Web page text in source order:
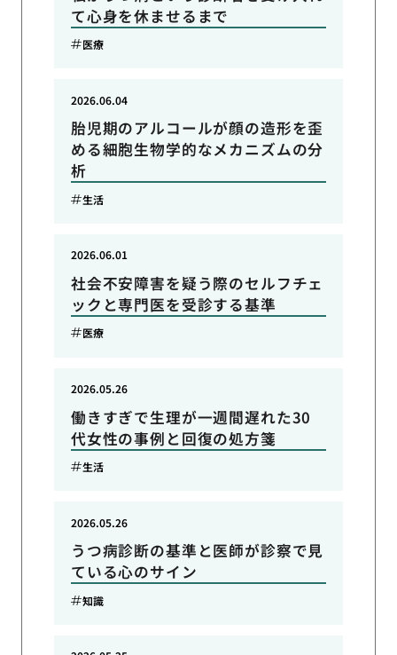
て心身を休ませるまで
医療
胎児期のアルコールが顔の造形を歪
める細胞生物学的なメカニズムの分
析
2026.06.04
生活
社会不安障害を疑う際のセルフチェ
ックと専門医を受診する基準
2026.06.01
医療
働きすぎで生理が一週間遅れた30
代女性の事例と回復の処方箋
2026.05.26
生活
うつ病診断の基準と医師が診察で見
ている心のサイン
2026.05.26
知識